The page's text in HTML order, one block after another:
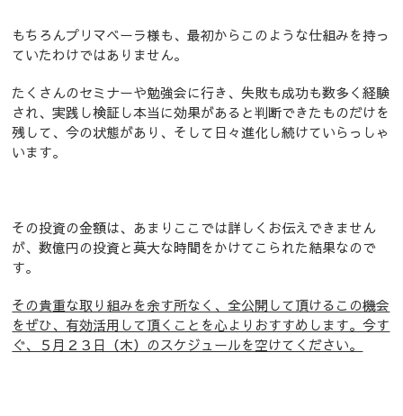
もちろんプリマベーラ様も、最初からこのような仕組みを持っ
ていたわけではありません。
たくさんのセミナーや勉強会に行き、失敗も成功も数多く経験
され、実践し検証し本当に効果があると判断できたものだけを
残して、今の状態があり、そして日々進化し続けていらっしゃ
います。
その投資の金額は、あまりここでは詳しくお伝えできません
が、数億円の投資と莫大な時間をかけてこられた結果なので
す。
その貴重な取り組みを余す所なく、全公開して頂けるこの機会
をぜひ、有効活用して頂くことを心よりおすすめします。今す
ぐ、５月２３日（木）のスケジュールを空けてください。